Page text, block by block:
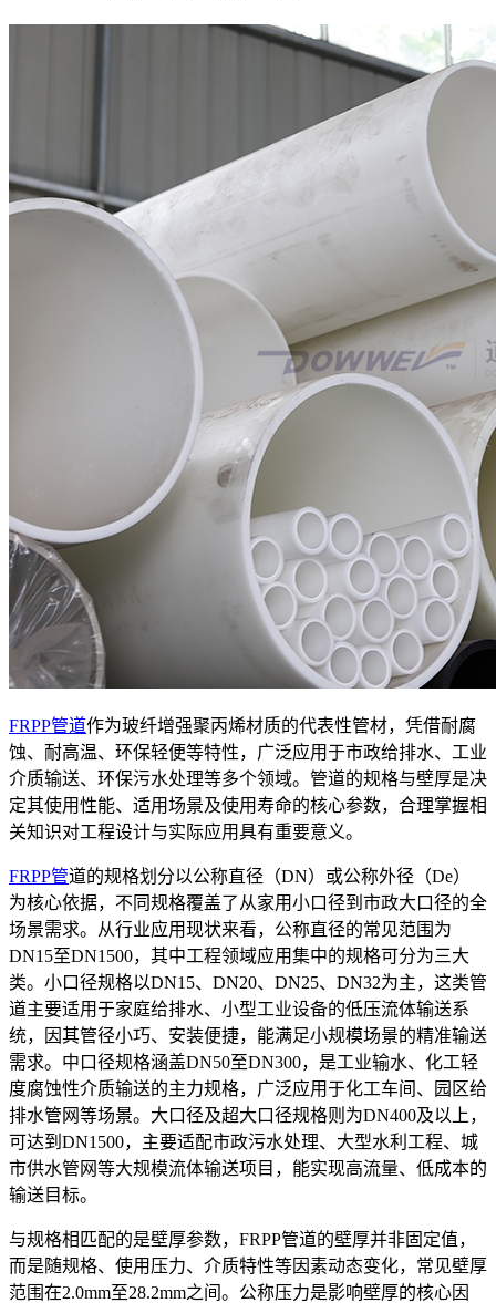
FRPP管道作为玻纤增强聚丙烯材质的代表性管材，凭借耐腐
蚀、耐高温、环保轻便等特性，广泛应用于市政给排水、工业
介质输送、环保污水处理等多个领域。管道的规格与壁厚是决
定其使用性能、适用场景及使用寿命的核心参数，合理掌握相
关知识对工程设计与实际应用具有重要意义。
FRPP管道的规格划分以公称直径（DN）或公称外径（De）
为核心依据，不同规格覆盖了从家用小口径到市政大口径的全
场景需求。从行业应用现状来看，公称直径的常见范围为
DN15至DN1500，其中工程领域应用集中的规格可分为三大
类。小口径规格以DN15、DN20、DN25、DN32为主，这类管
道主要适用于家庭给排水、小型工业设备的低压流体输送系
统，因其管径小巧、安装便捷，能满足小规模场景的精准输送
需求。中口径规格涵盖DN50至DN300，是工业输水、化工轻
度腐蚀性介质输送的主力规格，广泛应用于化工车间、园区给
排水管网等场景。大口径及超大口径规格则为DN400及以上，
可达到DN1500，主要适配市政污水处理、大型水利工程、城
市供水管网等大规模流体输送项目，能实现高流量、低成本的
输送目标。
与规格相匹配的是壁厚参数，FRPP管道的壁厚并非固定值，
而是随规格、使用压力、介质特性等因素动态变化，常见壁厚
范围在2.0mm至28.2mm之间。公称压力是影响壁厚的核心因